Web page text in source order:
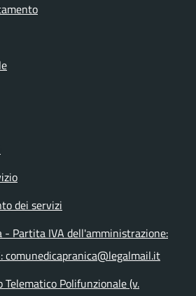
dei servizi
- Partita IVA dell'amministrazione:
comunedicapranica@legalmail.it
Telematico Polifunzionale (v.